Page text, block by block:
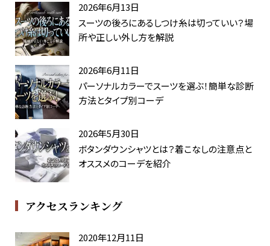
2026年6月13日
スーツの後ろにあるしつけ糸は切っていい？場
所や正しい外し方を解説
2026年6月11日
パーソナルカラーでスーツを選ぶ！簡単な診断
方法とタイプ別コーデ
2026年5月30日
ボタンダウンシャツとは？着こなしの注意点と
オススメのコーデを紹介
アクセスランキング
2020年12月11日